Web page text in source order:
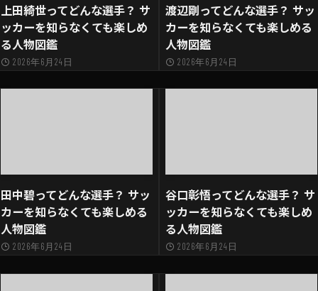
上田綺世ってどんな選手？ サ
ッカーを知らなくても楽しめ
る人物図鑑
2026年6月24日
渡辺剛ってどんな選手？ サッ
カーを知らなくても楽しめる
人物図鑑
2026年6月24日
田中碧ってどんな選手？ サッ
カーを知らなくても楽しめる
人物図鑑
2026年6月24日
谷口彰悟ってどんな選手？ サ
ッカーを知らなくても楽しめ
る人物図鑑
2026年6月24日